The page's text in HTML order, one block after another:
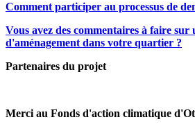
Comment participer au processus de
Vous avez des commentaires à faire
d'aménagement dans votre quartier ?
Partenaires du projet
Merci au Fonds d'action climatique